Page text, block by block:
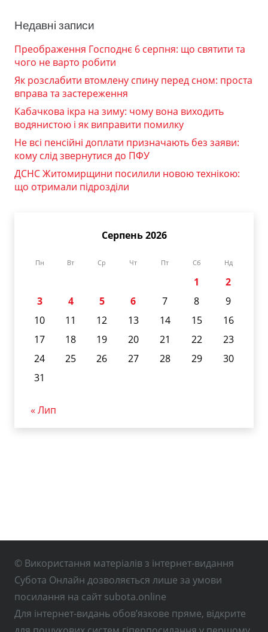
Недавні записи
Преображення Господнє 6 серпня: що святити та
чого не варто робити
Як розслабити втомлену спину перед сном: проста
вправа та застереження
Кабачкова ікра на зиму: чому вона виходить
водянистою і як виправити помилку
Не всі пенсійні доплати призначають без заяви:
кому слід звернутися до ПФУ
ДСНС Житомирщини посилили новою технікою:
що отримали підрозділи
Серпень 2026
Пн Вт Ср Чт Пт Сб Нд
1
2
3
4 5 6 7 8
9
10
11 12 13 14 15
16
17
18 19 20 21 22
23
24
25 26 27 28 29
30
31
« Лип
© Використання матеріалів з інтернет-видання
Субота Онлайн дозволяється лише за умови
посилання на сайт subota.online
Для інтернет-видань обов’язкове пряме, відкрите